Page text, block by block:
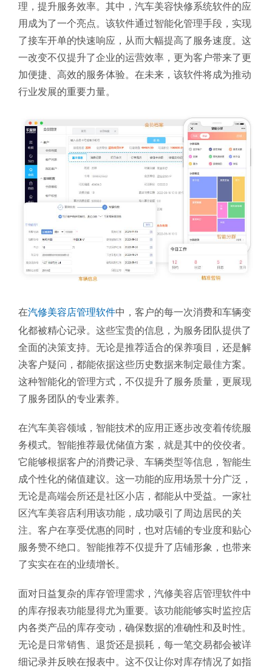
理，提升服务效率。其中，汽车美容快修系统软件的应
用成为了一个亮点。该软件通过智能化管理手段，实现
了接车开单的快速响应，从而大幅提高了服务速度。这
一改变不仅提升了企业的运营效率，更为客户带来了更
加便捷、高效的服务体验。在未来，该软件将成为推动
行业发展的重要力量。
在汽修美容店管理软件中，客户的每一次消费和车辆变
化都被精心记录。这些宝贵的信息，为服务团队提供了
全面的决策支持。无论是推荐适合的保养项目，还是解
决客户疑问，都能依据这些历史数据来制定最佳方案。
这种智能化的管理方式，不仅提升了服务质量，更展现
了服务团队的专业素养。
在汽车美容领域，智能技术的应用正逐步改变着传统服
务模式。智能推荐最优储值方案，就是其中的佼佼者。
它能够根据客户的消费记录、车辆类型等信息，智能生
成个性化的储值建议。这一功能的应用场景十分广泛，
无论是高端会所还是社区小店，都能从中受益。一家社
区汽车美容店利用该功能，成功吸引了周边居民的关
注。客户在享受优惠的同时，也对店铺的专业度和贴心
服务赞不绝口。智能推荐不仅提升了店铺形象，也带来
了实实在在的业绩增长。
面对日益复杂的库存管理需求，汽修美容店管理软件中
的库存报表功能显得尤为重要。该功能能够实时监控店
内各类产品的库存变动，确保数据的准确性和及时性。
无论是日常销售、退货还是损耗，每一笔交易都会被详
细记录并反映在报表中。这不仅让你对库存情况了如指